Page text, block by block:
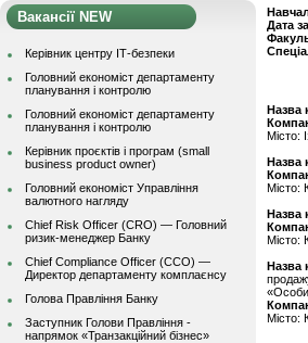
Вакансії NEW
Керівник центру ІТ-безпеки
Головний економіст департаменту
планування і контролю
Головний економіст департаменту
планування і контролю
Керівник проєктів і програм (small
business product owner)
Головний економіст Управління
валютного нагляду
Chief Risk Officer (CRO) — Головний
ризик-менеджер Банку
Chief Compliance Officer (CCO) —
Директор департаменту комплаєнсу
Голова Правління Банку
Заступник Голови Правління -
напрямок «Транзакційний бізнес»
Дата
Назва
Місто:
Назва
Місто:
Назва
Місто:
Назва
Місто: